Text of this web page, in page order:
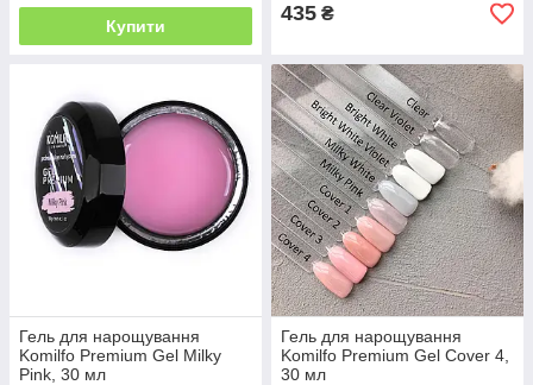
Купити
435 ₴
Гель для нарощування
Komilfo Premium Gel Milky
Pink, 30 мл
Гель для нарощування
Komilfo Premium Gel Cover 4,
30 мл